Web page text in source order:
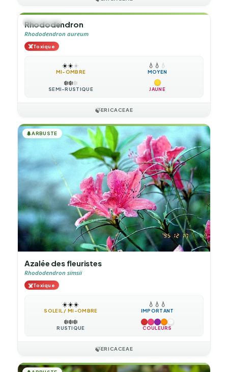
🌲ARBUSTE
Rhododendron
Rhododendron aureum
☠️Toxique
☀️☀️☀️
MI-OMBRE
💧 💧 💧
MOYEN
❄️❄️❄️
SEMI-RUSTIQUE JAUNE
🍃ERICACEAE
🌲ARBUSTE
Azalée des fleuristes
Rhododendron simsii
☠️Toxique
☀️☀️☀️
SOLEIL / MI-OMBRE
💧 💧 💧
IMPORTANT
❄️❄️❄️
RUSTIQUE COULEURS
🍃ERICACEAE